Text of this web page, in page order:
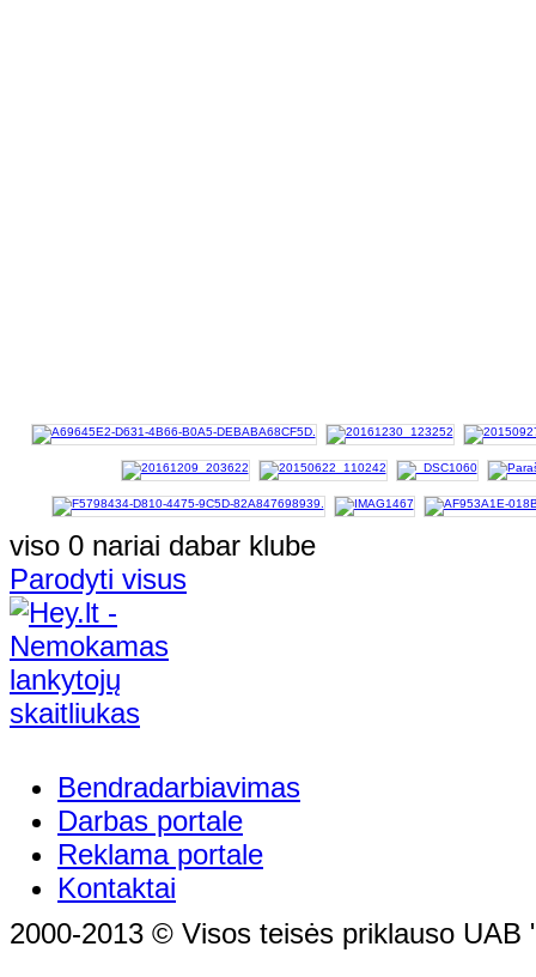
viso 0 nariai dabar klube
Parodyti visus
Bendradarbiavimas
Darbas portale
Reklama portale
Kontaktai
2000-2013 © Visos teisės priklauso UAB